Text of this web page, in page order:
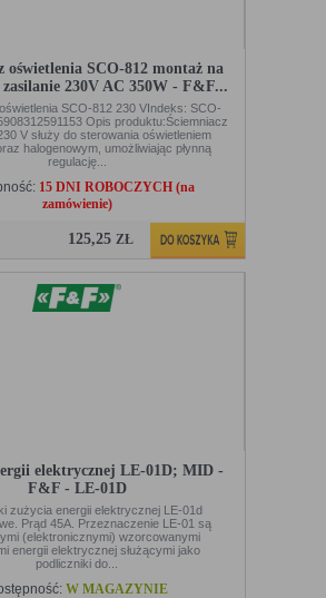
oświetlenia SCO-812 montaż na
zasilanie 230V AC 350W - F&F...
SCO-812 230 VIndeks: SCO-
Opis produktu:Ściemniacz
V służy do sterowania oświetleniem
halogenowym, umożliwiając płynną
regulację...
15 DNI ROBOCZYCH (na
zamówienie)
125,25 ZŁ
elektrycznej LE-01D; MID -
F&F - LE-01D
zużycia energii elektrycznej LE-01d
Prąd 45A. Przeznaczenie LE-01 są
(elektronicznymi) wzorcowanymi
energii elektrycznej służącymi jako
podliczniki do...
W MAGAZYNIE